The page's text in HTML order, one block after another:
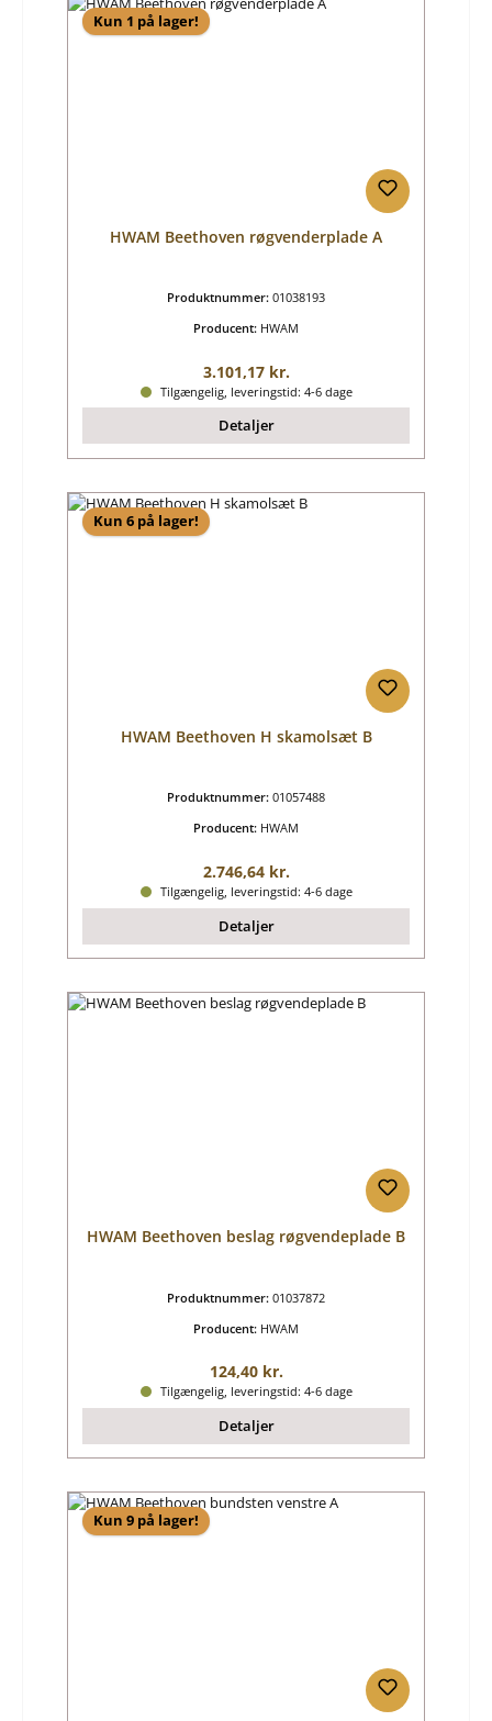
Kun 1 på lager!
HWAM Beethoven røgvenderplade A
Produktnummer: 01038193
Producent: HWAM
Almindelig pris:
3.101,17 kr.
Tilgængelig, leveringstid: 4-6 dage
Detaljer
Kun 6 på lager!
HWAM Beethoven H skamolsæt B
Produktnummer: 01057488
Producent: HWAM
Almindelig pris:
2.746,64 kr.
Tilgængelig, leveringstid: 4-6 dage
Detaljer
HWAM Beethoven beslag røgvendeplade B
Produktnummer: 01037872
Producent: HWAM
Almindelig pris:
124,40 kr.
Tilgængelig, leveringstid: 4-6 dage
Detaljer
Kun 9 på lager!